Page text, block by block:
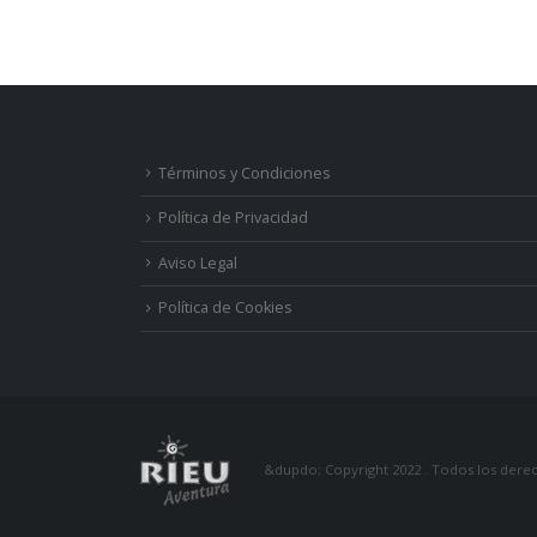
Términos y Condiciones
Política de Privacidad
Aviso Legal
Política de Cookies
&dupdo; Copyright 2022 . Todos los